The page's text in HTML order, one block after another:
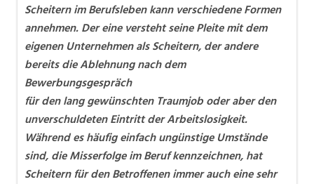
Scheitern im Berufsleben kann verschiedene Formen
annehmen. Der eine versteht seine Pleite mit dem
eigenen Unternehmen als Scheitern, der andere
bereits die Ablehnung nach dem
Bewerbungsgespräch
für den lang gewünschten Traumjob oder aber den
unverschuldeten Eintritt der Arbeitslosigkeit.
Während es häufig einfach ungünstige Umstände
sind, die Misserfolge im Beruf kennzeichnen, hat
Scheitern für den Betroffenen immer auch eine sehr